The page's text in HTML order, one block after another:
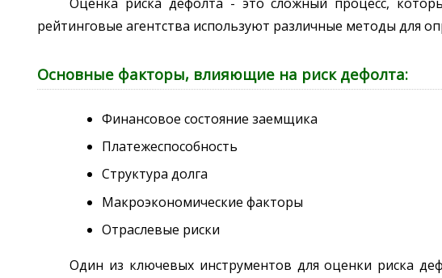
рейтинговые агентства используют различные методы для
Основные факторы, влияющие на риск дефолта:
Финансовое состояние заемщика
Платежеспособность
Структура долга
Макроэкономические факторы
Отраслевые риски
Один из ключевых инструментов для оценки риска